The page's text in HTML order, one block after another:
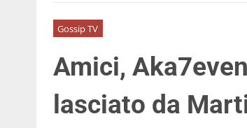
Gossip TV
Amici,
lasciato da